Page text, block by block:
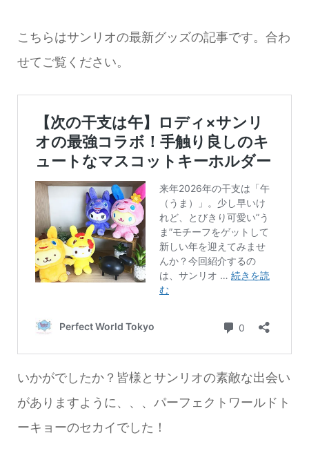
こちらはサンリオの最新グッズの記事です。合わ
せてご覧ください。
いかがでしたか？皆様とサンリオの素敵な出会い
がありますように、、、パーフェクトワールドト
ーキョーのセカイでした！